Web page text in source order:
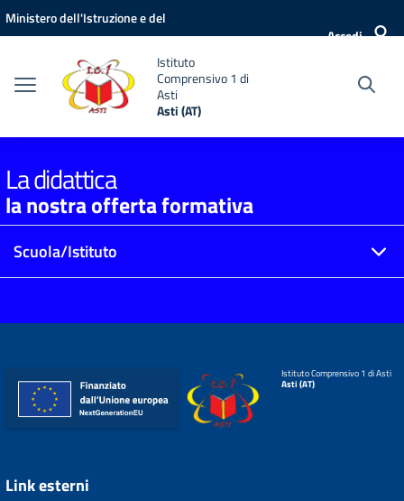
Vai ai contenuti
Vai al menu di navigazione
Vai al footer
Ministero dell'Istruzione e del
Accedi
Istituto
Comprensivo 1 di
Asti
Asti (AT)
La didattica
la nostra offerta formativa
Scuola/Istituto
Istituto Comprensivo 1 di Asti
Asti (AT)
Link esterni